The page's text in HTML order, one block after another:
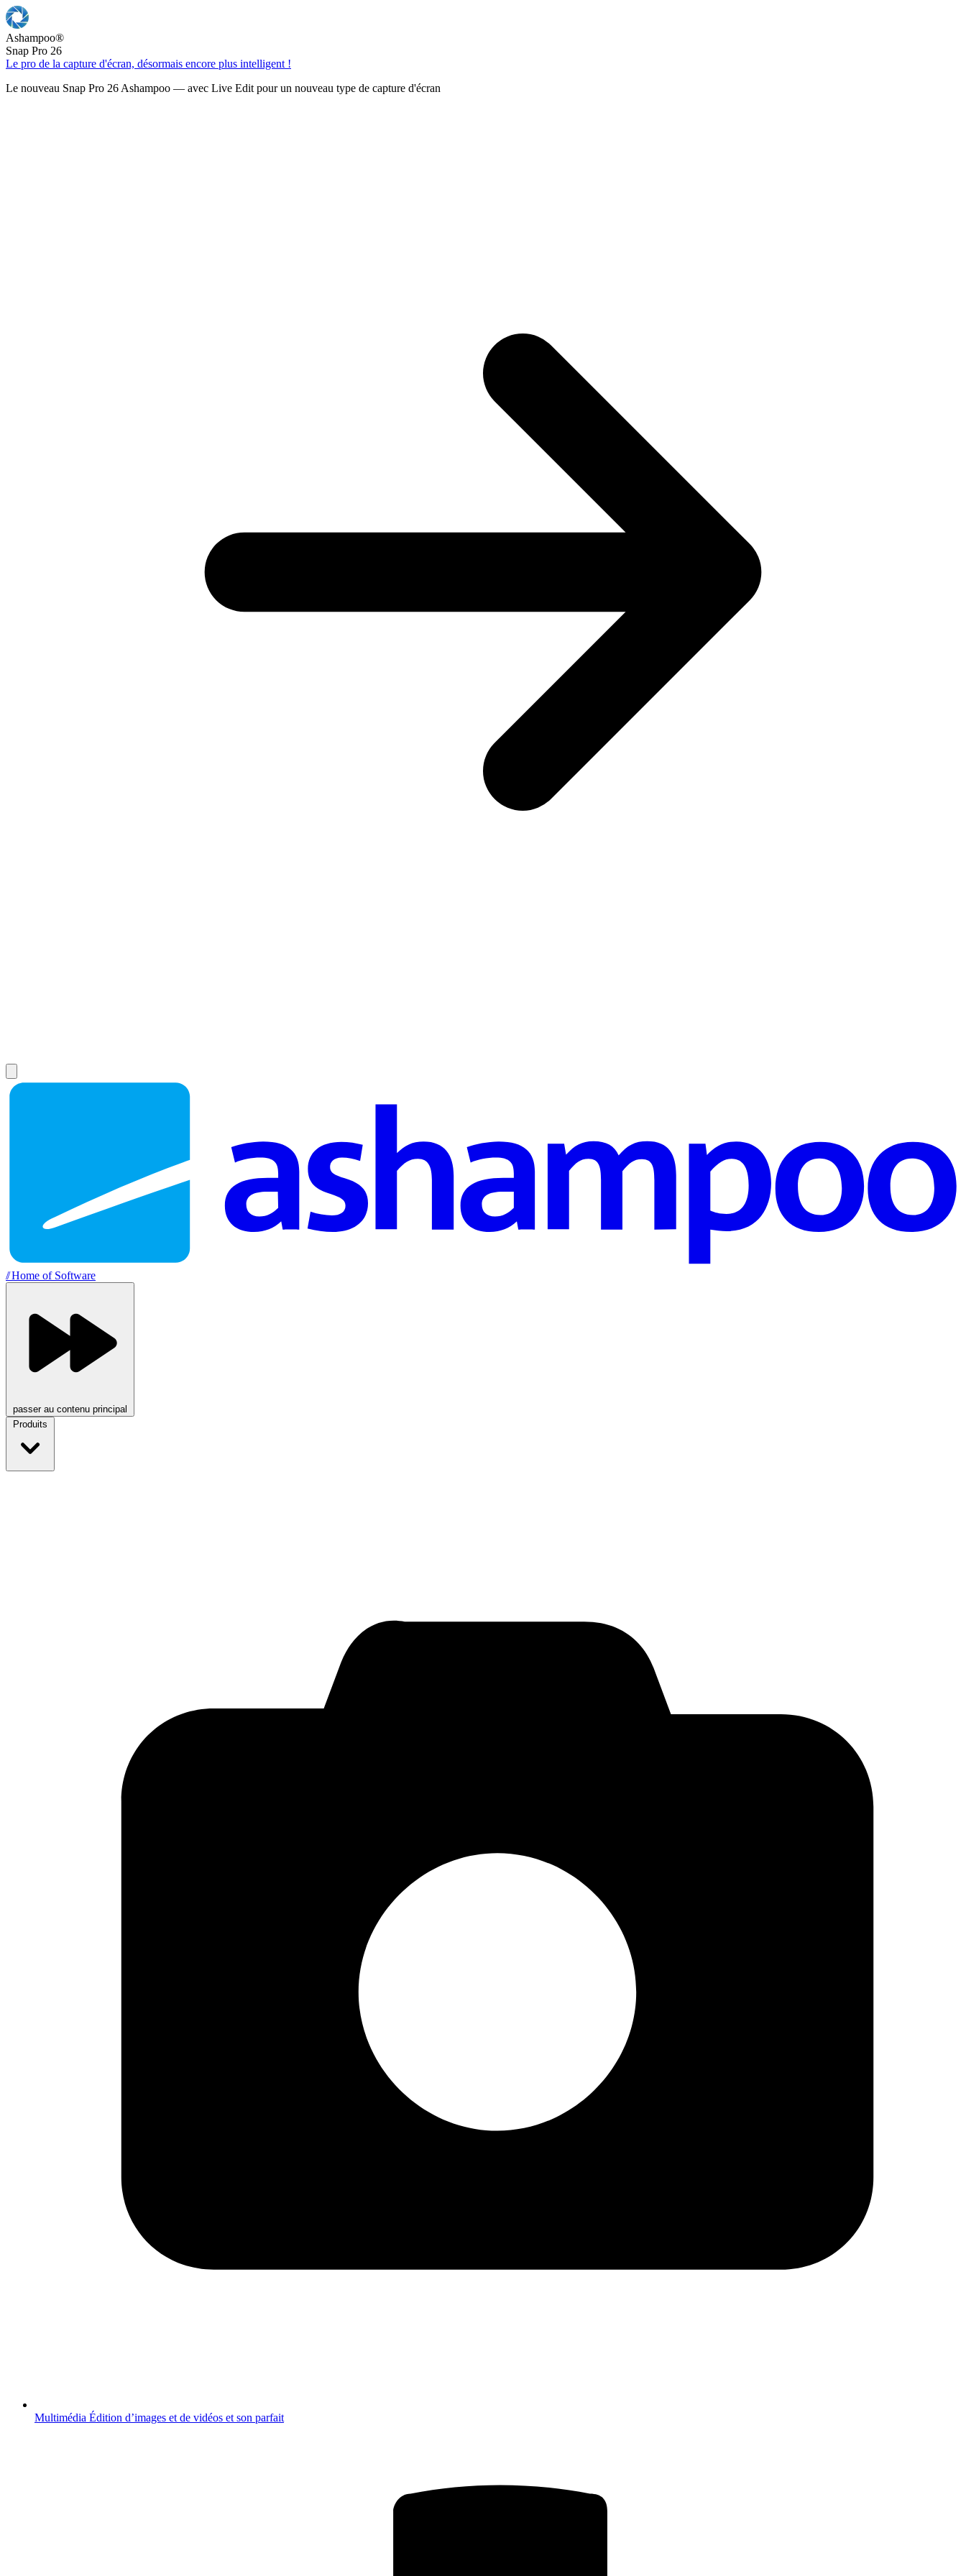
Ashampoo®
Snap Pro 26
Le pro de la capture d'écran, désormais encore plus intelligent !
Le nouveau Snap Pro 26 Ashampoo — avec Live Edit pour un nouveau type de capture d'écran
//Home of Software
passer au contenu principal
Produits
Multimédia Édition d’images et de vidéos et son parfait